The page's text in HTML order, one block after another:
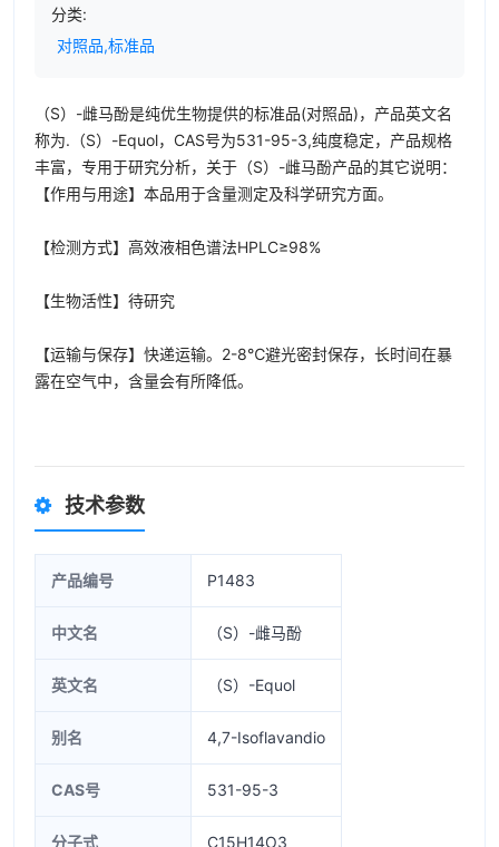
分类:
对照品,标准品
（S）-雌马酚是纯优生物提供的标准品(对照品)，产品英文名
称为.（S）-Equol，CAS号为531-95-3,纯度稳定，产品规格
丰富，专用于研究分析，关于（S）-雌马酚产品的其它说明：
【作用与用途】本品用于含量测定及科学研究方面。
【检测方式】高效液相色谱法HPLC≥98%
【生物活性】待研究
【运输与保存】快递运输。2-8℃避光密封保存，长时间在暴
露在空气中，含量会有所降低。
技术参数
产品编号 P1483
中文名 （S）-雌马酚
英文名 （S）-Equol
别名 4,7-Isoflavandio
CAS号 531-95-3
分子式 C15H14O3